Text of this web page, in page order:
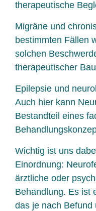
therapeutische
Migräne und
bestimmten Fällen
solchen
therapeutischer
Epilepsie und
Auch hier kann
Bestandteil eines
Wichtig ist uns
Einordnung:
ärztliche oder
Behandlung. Es ist
das je nach Befund